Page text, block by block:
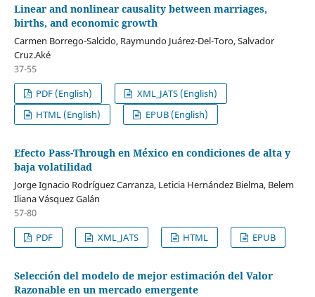
Linear and nonlinear causality between marriages,
births, and economic growth
Carmen Borrego-Salcido, Raymundo Juárez-Del-Toro, Salvador
Cruz.Aké
37-55
PDF (English)
XML_JATS (English)
HTML (English)
EPUB (English)
Efecto Pass-Through en México en condiciones de alta y
baja volatilidad
Jorge Ignacio Rodríguez Carranza, Leticia Hernández Bielma, Belem
Iliana Vásquez Galán
57-80
PDF
XML_JATS HTML EPUB
Selección del modelo de mejor estimación del Valor
Razonable en un mercado emergente